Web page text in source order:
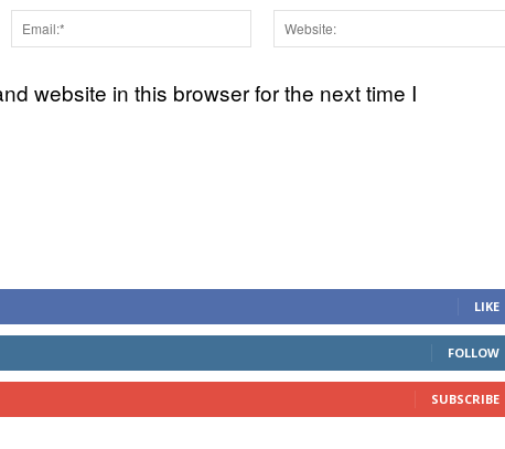
Name:* Email:*
website in this browser for the next time I
LIKE
FOLLOW
SUBSCRIBE